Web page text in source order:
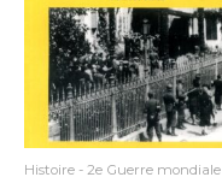
Histoire - 2e Guerre mondiale